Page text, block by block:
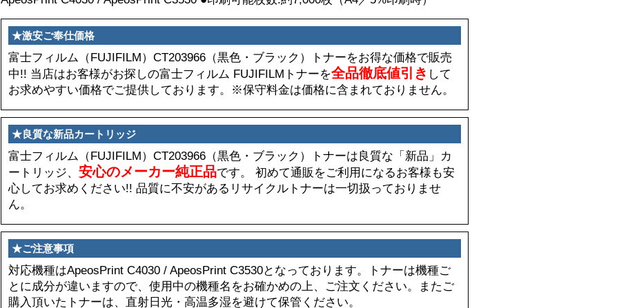
★激安ご奉仕価格
富士フィルム（FUJIFILM）CT203966（黒色・ブラック）トナーをお得な価格で販売
中!! 当店はお客様がお探しの富士フィルム FUJIFILMトナーを全品徹底値引き して
お求めやすい価格でご提供しております。※保守料金は価格に含まれておりません。
★良質な新品カートリッジ
富士フィルム（FUJIFILM）CT203966（黒色・ブラック）トナーは良質な「新品」カ
ートリッジ、 安心のメーカー純正品です。 初めて通販をご利用になるお客様も安
心してお求めください!! 品質に不安があるリサイクルトナーは一切扱っておりませ
ん。
★ご注意事項
対応機種はApeosPrint C4030 / ApeosPrint C3530となっております。トナーは機種ご
とに成分が違いますので、使用中の機種名をお確かめの上、ご注文ください。またご
購入頂いたトナーは、直射日光・高温多湿を避けて保管ください。